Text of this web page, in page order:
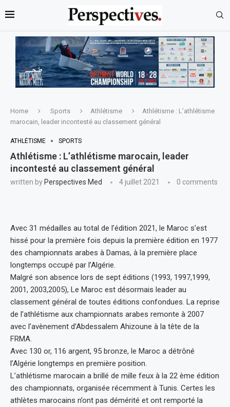
Home Sports Athlétisme
Athlétisme : L’athlétisme
marocain, leader incontesté au classement général
ATHLÉTISME SPORTS
Athlétisme : L’athlétisme marocain, leader
incontesté au classement général
written by Perspectives Med 4 juillet 2021 0 comments
Avec 31 médailles au total de l’édition 2021, le Maroc s’est
hissé pour la première fois depuis la première édition en 1977
des championnats arabes à Damas, à la première place
longtemps occupé par l’Algérie.
Malgré son absence lors de sept éditions (1993, 1997,1999,
2001, 2003,2005), Le Maroc est désormais leader au
classement général de toutes éditions confondues. La reprise
de l’athlétisme aux championnats arabes remonte à 2007
avec l’avènement d’Abdessalem Ahizoune à la tête de la
FRMA.
Avec 130 or, 116 argent, 95 bronze, le Maroc a détrôné
l’Algérie longtemps en première position.
L’athlétisme marocain a brillé de mille feux à la 22 ème édition
des championnats, organisée récemment à Tunis. Certes les
athlètes marocains n’ont pas démérité et ont remporté la